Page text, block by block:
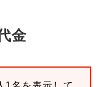
金